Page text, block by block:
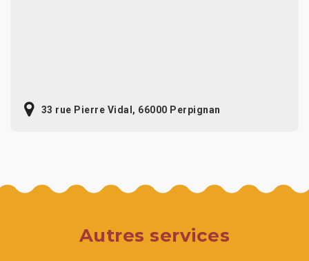
33 rue Pierre Vidal, 66000 Perpignan
Autres services